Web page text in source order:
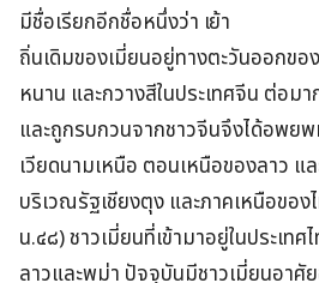
มีชื่อเรียกอีกชื่อหนึ่งว่า เย้า
ถิ่นเดิมของเมี่ยนอยู่ทางตะวันออกข
หนาน และกวางสีในประเทศจีน ต่อม
และถูกรบกวนจากชาวจีนจึงได้อพยพ
เวียดนามเหนือ ตอนเหนือของลาว แ
บริเวณรัฐเชียงตุง และภาคเหนือขอ
น.๔๘) ชาวเมี่ยนที่เข้ามาอยู่ในประเท
ลาวและพม่า ปัจจุบันมีชาวเมี่ยนอาศั